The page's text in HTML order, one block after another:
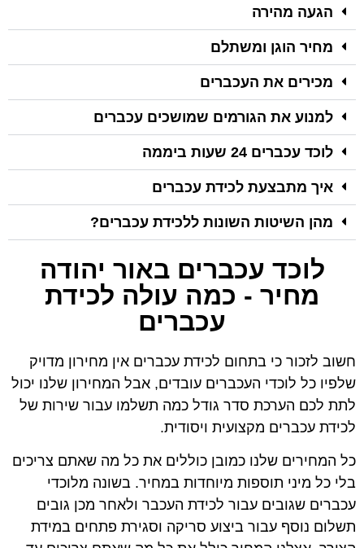
הגעה מהירה
מחיר הוגן ומשתלם
מכירים את העכברים
למנוע את הגורמים שמושכים עכברים
לוכד עכברים 24 שעות ביממה
איך מתבצעת לכידת עכברים
מהן השיטות השונות ללכידת עכברים?
לוכד עכברים באור יהודה
מחיר - כמה עולה לכידת
עכברים
חשוב לזכור כי בתחום לכידת עכברים אין מחירון מדויק
שלפיו כל לוכדי העכברים עובדים, אבל המחירון שלנו יכול
לתת לכם הערכת סדר גודל כמה תשלמו עבור שירות של
לכידת עכברים מקצועית ויסודית.
כל המחירים שלנו כמובן כוללים את כל מה שאתם צריכים
בלי כל מיני תוספות מיוחדות במחיר. בשונה מלוכדי
עכברים שגובים עבור לכידת העכבר ולאחר מכן גובים
תשלום נוסף עבור ביצוע סריקה וסגירת פתחים במידת